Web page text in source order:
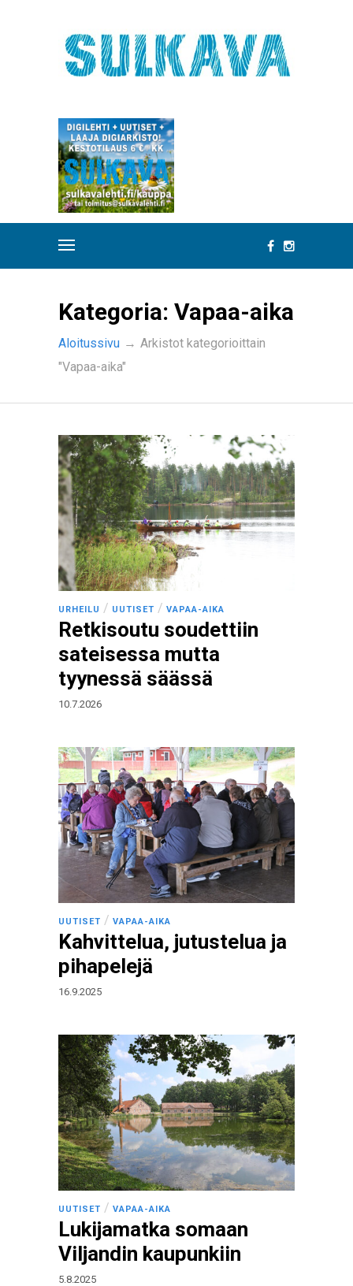
Kategoria: Vapaa-aika
Aloitussivu → Arkistot kategorioittain
"Vapaa-aika"
URHEILU / UUTISET / VAPAA-AIKA
Retkisoutu soudettiin
sateisessa mutta
tyynessä säässä
10.7.2026
UUTISET / VAPAA-AIKA
Kahvittelua, jutustelua ja
pihapelejä
16.9.2025
UUTISET / VAPAA-AIKA
Lukijamatka somaan
Viljandin kaupunkiin
5.8.2025